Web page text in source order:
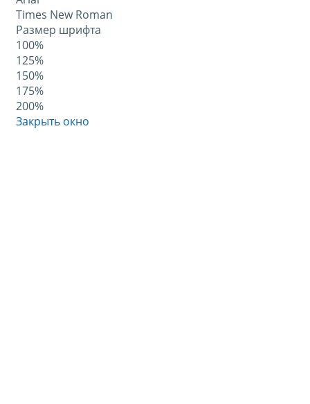
Times New Roman
Размер шрифта
100%
125%
150%
175%
200%
Закрыть окно